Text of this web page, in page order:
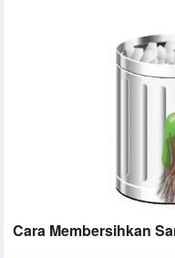
Cara Membersihkan